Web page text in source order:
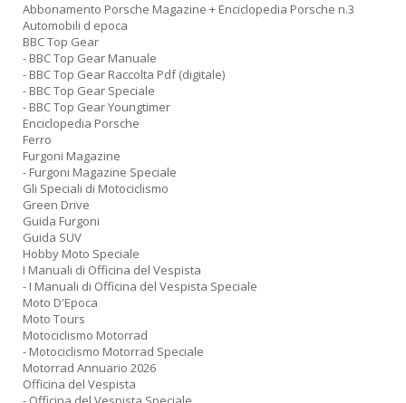
Abbonamento Porsche Magazine + Enciclopedia Porsche n.3
Automobili d epoca
BBC Top Gear
- BBC Top Gear Manuale
- BBC Top Gear Raccolta Pdf (digitale)
- BBC Top Gear Speciale
- BBC Top Gear Youngtimer
Enciclopedia Porsche
Ferro
Furgoni Magazine
- Furgoni Magazine Speciale
Gli Speciali di Motociclismo
Green Drive
Guida Furgoni
Guida SUV
Hobby Moto Speciale
I Manuali di Officina del Vespista
- I Manuali di Officina del Vespista Speciale
Moto D'Epoca
Moto Tours
Motociclismo Motorrad
- Motociclismo Motorrad Speciale
Motorrad Annuario 2026
Officina del Vespista